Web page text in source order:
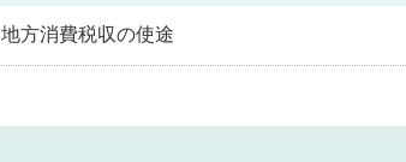
方消費税収の使途